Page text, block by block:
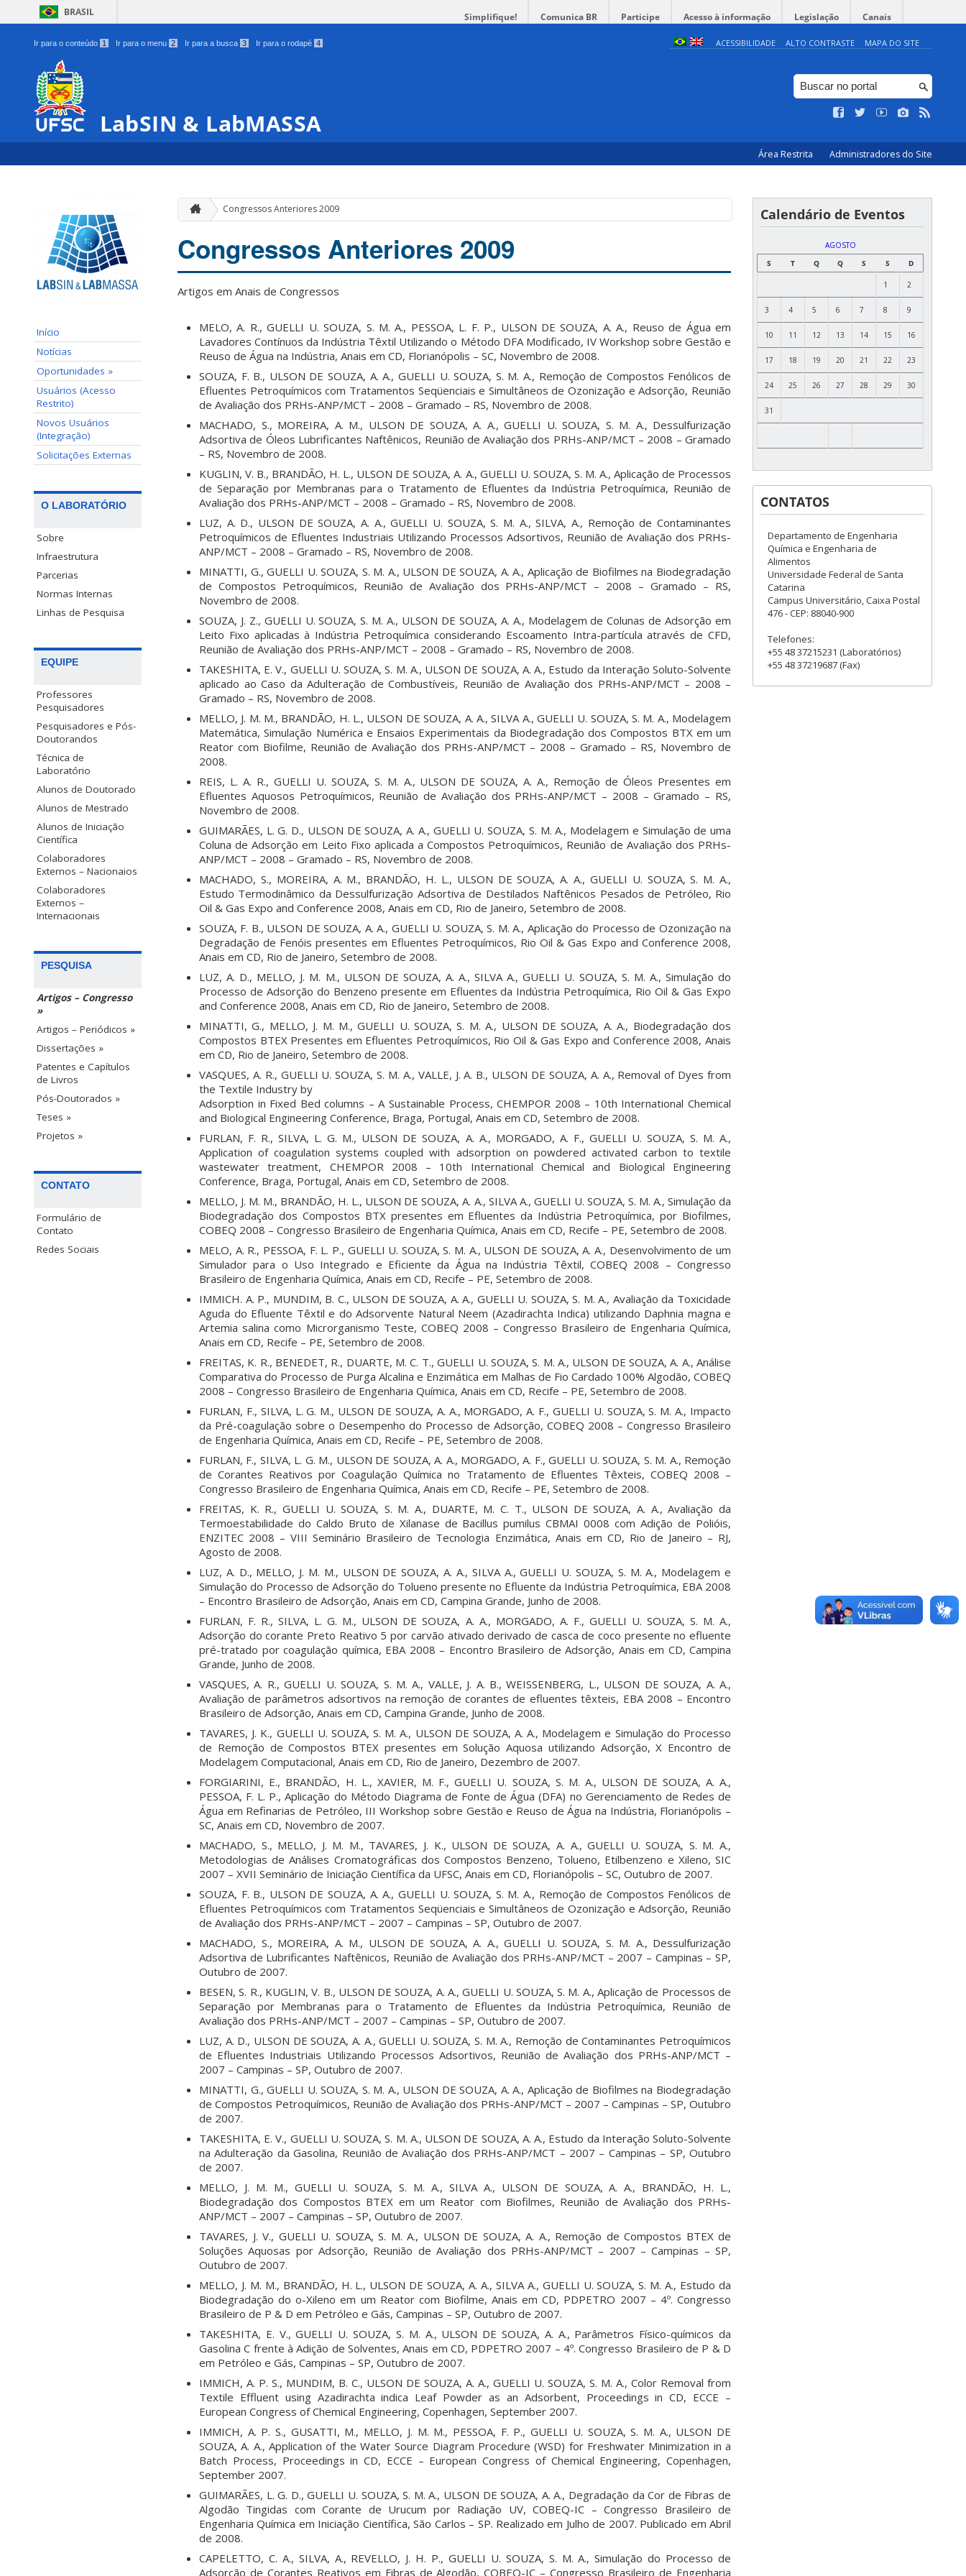
BRASIL Simplifique! Comunica BR Participe Acesso à informação Legislação Canais
Ir para o conteúdo 1 Ir para o menu 2 Ir para a busca 3 Ir para o rodapé 4 ACESSIBILIDADE ALTO CONTRASTE MAPA DO SITE
LabSIN & LabMASSA
Área Restrita Administradores do Site
Início
Notícias
Oportunidades »
Usuários (Acesso
Restrito)
Novos Usuários
(Integração)
Solicitações Externas
O LABORATÓRIO
Sobre
Infraestrutura
Parcerias
Normas Internas
Linhas de Pesquisa
EQUIPE
Professores
Pesquisadores
Pesquisadores e Pós-
Doutorandos
Técnica de
Laboratório
Alunos de Doutorado
Alunos de Mestrado
Alunos de Iniciação
Científica
Colaboradores
Externos – Nacionaios
Colaboradores
Externos –
Internacionais
PESQUISA
Artigos – Congresso
»
Artigos – Periódicos »
Dissertações »
Patentes e Capítulos
de Livros
Pós-Doutorados »
Teses »
Projetos »
CONTATO
Formulário de
Contato
Redes Sociais
Congressos Anteriores 2009
Congressos Anteriores 2009
Artigos em Anais de Congressos
MELO, A. R., GUELLI U. SOUZA, S. M. A., PESSOA, L. F. P., ULSON DE SOUZA, A. A., Reuso de Água em
Lavadores Contínuos da Indústria Têxtil Utilizando o Método DFA Modificado, IV Workshop sobre Gestão e
Reuso de Água na Indústria, Anais em CD, Florianópolis – SC, Novembro de 2008.
SOUZA, F. B., ULSON DE SOUZA, A. A., GUELLI U. SOUZA, S. M. A., Remoção de Compostos Fenólicos de
Efluentes Petroquímicos com Tratamentos Seqüenciais e Simultâneos de Ozonização e Adsorção, Reunião
de Avaliação dos PRHs-ANP/MCT – 2008 – Gramado – RS, Novembro de 2008.
MACHADO, S., MOREIRA, A. M., ULSON DE SOUZA, A. A., GUELLI U. SOUZA, S. M. A., Dessulfurização
Adsortiva de Óleos Lubrificantes Naftênicos, Reunião de Avaliação dos PRHs-ANP/MCT – 2008 – Gramado
– RS, Novembro de 2008.
KUGLIN, V. B., BRANDÃO, H. L., ULSON DE SOUZA, A. A., GUELLI U. SOUZA, S. M. A., Aplicação de Processos
de Separação por Membranas para o Tratamento de Efluentes da Indústria Petroquímica, Reunião de
Avaliação dos PRHs-ANP/MCT – 2008 – Gramado – RS, Novembro de 2008.
LUZ, A. D., ULSON DE SOUZA, A. A., GUELLI U. SOUZA, S. M. A., SILVA, A., Remoção de Contaminantes
Petroquímicos de Efluentes Industriais Utilizando Processos Adsortivos, Reunião de Avaliação dos PRHs-
ANP/MCT – 2008 – Gramado – RS, Novembro de 2008.
MINATTI, G., GUELLI U. SOUZA, S. M. A., ULSON DE SOUZA, A. A., Aplicação de Biofilmes na Biodegradação
de Compostos Petroquímicos, Reunião de Avaliação dos PRHs-ANP/MCT – 2008 – Gramado – RS,
Novembro de 2008.
SOUZA, J. Z., GUELLI U. SOUZA, S. M. A., ULSON DE SOUZA, A. A., Modelagem de Colunas de Adsorção em
Leito Fixo aplicadas à Indústria Petroquímica considerando Escoamento Intra-partícula através de CFD,
Reunião de Avaliação dos PRHs-ANP/MCT – 2008 – Gramado – RS, Novembro de 2008.
TAKESHITA, E. V., GUELLI U. SOUZA, S. M. A., ULSON DE SOUZA, A. A., Estudo da Interação Soluto-Solvente
aplicado ao Caso da Adulteração de Combustíveis, Reunião de Avaliação dos PRHs-ANP/MCT – 2008 –
Gramado – RS, Novembro de 2008.
MELLO, J. M. M., BRANDÃO, H. L., ULSON DE SOUZA, A. A., SILVA A., GUELLI U. SOUZA, S. M. A., Modelagem
Matemática, Simulação Numérica e Ensaios Experimentais da Biodegradação dos Compostos BTX em um
Reator com Biofilme, Reunião de Avaliação dos PRHs-ANP/MCT – 2008 – Gramado – RS, Novembro de
2008.
REIS, L. A. R., GUELLI U. SOUZA, S. M. A., ULSON DE SOUZA, A. A., Remoção de Óleos Presentes em
Efluentes Aquosos Petroquímicos, Reunião de Avaliação dos PRHs-ANP/MCT – 2008 – Gramado – RS,
Novembro de 2008.
GUIMARÃES, L. G. D., ULSON DE SOUZA, A. A., GUELLI U. SOUZA, S. M. A., Modelagem e Simulação de uma
Coluna de Adsorção em Leito Fixo aplicada a Compostos Petroquímicos, Reunião de Avaliação dos PRHs-
ANP/MCT – 2008 – Gramado – RS, Novembro de 2008.
MACHADO, S., MOREIRA, A. M., BRANDÃO, H. L., ULSON DE SOUZA, A. A., GUELLI U. SOUZA, S. M. A.,
Estudo Termodinâmico da Dessulfurização Adsortiva de Destilados Naftênicos Pesados de Petróleo, Rio
Oil & Gas Expo and Conference 2008, Anais em CD, Rio de Janeiro, Setembro de 2008.
SOUZA, F. B., ULSON DE SOUZA, A. A., GUELLI U. SOUZA, S. M. A., Aplicação do Processo de Ozonização na
Degradação de Fenóis presentes em Efluentes Petroquímicos, Rio Oil & Gas Expo and Conference 2008,
Anais em CD, Rio de Janeiro, Setembro de 2008.
LUZ, A. D., MELLO, J. M. M., ULSON DE SOUZA, A. A., SILVA A., GUELLI U. SOUZA, S. M. A., Simulação do
Processo de Adsorção do Benzeno presente em Efluentes da Indústria Petroquímica, Rio Oil & Gas Expo
and Conference 2008, Anais em CD, Rio de Janeiro, Setembro de 2008.
MINATTI, G., MELLO, J. M. M., GUELLI U. SOUZA, S. M. A., ULSON DE SOUZA, A. A., Biodegradação dos
Compostos BTEX Presentes em Efluentes Petroquímicos, Rio Oil & Gas Expo and Conference 2008, Anais
em CD, Rio de Janeiro, Setembro de 2008.
VASQUES, A. R., GUELLI U. SOUZA, S. M. A., VALLE, J. A. B., ULSON DE SOUZA, A. A., Removal of Dyes from
the Textile Industry by
Adsorption in Fixed Bed columns – A Sustainable Process, CHEMPOR 2008 – 10th International Chemical
and Biological Engineering Conference, Braga, Portugal, Anais em CD, Setembro de 2008.
FURLAN, F. R., SILVA, L. G. M., ULSON DE SOUZA, A. A., MORGADO, A. F., GUELLI U. SOUZA, S. M. A.,
Application of coagulation systems coupled with adsorption on powdered activated carbon to textile
wastewater treatment, CHEMPOR 2008 – 10th International Chemical and Biological Engineering
Conference, Braga, Portugal, Anais em CD, Setembro de 2008.
MELLO, J. M. M., BRANDÃO, H. L., ULSON DE SOUZA, A. A., SILVA A., GUELLI U. SOUZA, S. M. A., Simulação da
Biodegradação dos Compostos BTX presentes em Efluentes da Indústria Petroquímica, por Biofilmes,
COBEQ 2008 – Congresso Brasileiro de Engenharia Química, Anais em CD, Recife – PE, Setembro de 2008.
MELO, A. R., PESSOA, F. L. P., GUELLI U. SOUZA, S. M. A., ULSON DE SOUZA, A. A., Desenvolvimento de um
Simulador para o Uso Integrado e Eficiente da Água na Indústria Têxtil, COBEQ 2008 – Congresso
Brasileiro de Engenharia Química, Anais em CD, Recife – PE, Setembro de 2008.
IMMICH. A. P., MUNDIM, B. C., ULSON DE SOUZA, A. A., GUELLI U. SOUZA, S. M. A., Avaliação da Toxicidade
Aguda do Efluente Têxtil e do Adsorvente Natural Neem (Azadirachta Indica) utilizando Daphnia magna e
Artemia salina como Microrganismo Teste, COBEQ 2008 – Congresso Brasileiro de Engenharia Química,
Anais em CD, Recife – PE, Setembro de 2008.
FREITAS, K. R., BENEDET, R., DUARTE, M. C. T., GUELLI U. SOUZA, S. M. A., ULSON DE SOUZA, A. A., Análise
Comparativa do Processo de Purga Alcalina e Enzimática em Malhas de Fio Cardado 100% Algodão, COBEQ
2008 – Congresso Brasileiro de Engenharia Química, Anais em CD, Recife – PE, Setembro de 2008.
FURLAN, F., SILVA, L. G. M., ULSON DE SOUZA, A. A., MORGADO, A. F., GUELLI U. SOUZA, S. M. A., Impacto
da Pré-coagulação sobre o Desempenho do Processo de Adsorção, COBEQ 2008 – Congresso Brasileiro
de Engenharia Química, Anais em CD, Recife – PE, Setembro de 2008.
FURLAN, F., SILVA, L. G. M., ULSON DE SOUZA, A. A., MORGADO, A. F., GUELLI U. SOUZA, S. M. A., Remoção
de Corantes Reativos por Coagulação Química no Tratamento de Efluentes Têxteis, COBEQ 2008 –
Congresso Brasileiro de Engenharia Química, Anais em CD, Recife – PE, Setembro de 2008.
FREITAS, K. R., GUELLI U. SOUZA, S. M. A., DUARTE, M. C. T., ULSON DE SOUZA, A. A., Avaliação da
Termoestabilidade do Caldo Bruto de Xilanase de Bacillus pumilus CBMAI 0008 com Adição de Polióis,
ENZITEC 2008 – VIII Seminário Brasileiro de Tecnologia Enzimática, Anais em CD, Rio de Janeiro – RJ,
Agosto de 2008.
LUZ, A. D., MELLO, J. M. M., ULSON DE SOUZA, A. A., SILVA A., GUELLI U. SOUZA, S. M. A., Modelagem e
Simulação do Processo de Adsorção do Tolueno presente no Efluente da Indústria Petroquímica, EBA 2008
– Encontro Brasileiro de Adsorção, Anais em CD, Campina Grande, Junho de 2008.
FURLAN, F. R., SILVA, L. G. M., ULSON DE SOUZA, A. A., MORGADO, A. F., GUELLI U. SOUZA, S. M. A.,
Adsorção do corante Preto Reativo 5 por carvão ativado derivado de casca de coco presente no efluente
pré-tratado por coagulação química, EBA 2008 – Encontro Brasileiro de Adsorção, Anais em CD, Campina
Grande, Junho de 2008.
VASQUES, A. R., GUELLI U. SOUZA, S. M. A., VALLE, J. A. B., WEISSENBERG, L., ULSON DE SOUZA, A. A.,
Avaliação de parâmetros adsortivos na remoção de corantes de efluentes têxteis, EBA 2008 – Encontro
Brasileiro de Adsorção, Anais em CD, Campina Grande, Junho de 2008.
TAVARES, J. K., GUELLI U. SOUZA, S. M. A., ULSON DE SOUZA, A. A., Modelagem e Simulação do Processo
de Remoção de Compostos BTEX presentes em Solução Aquosa utilizando Adsorção, X Encontro de
Modelagem Computacional, Anais em CD, Rio de Janeiro, Dezembro de 2007.
FORGIARINI, E., BRANDÃO, H. L., XAVIER, M. F., GUELLI U. SOUZA, S. M. A., ULSON DE SOUZA, A. A.,
PESSOA, F. L. P., Aplicação do Método Diagrama de Fonte de Água (DFA) no Gerenciamento de Redes de
Água em Refinarias de Petróleo, III Workshop sobre Gestão e Reuso de Água na Indústria, Florianópolis –
SC, Anais em CD, Novembro de 2007.
MACHADO, S., MELLO, J. M. M., TAVARES, J. K., ULSON DE SOUZA, A. A., GUELLI U. SOUZA, S. M. A.,
Metodologias de Análises Cromatográficas dos Compostos Benzeno, Tolueno, Etilbenzeno e Xileno, SIC
2007 – XVII Seminário de Iniciação Científica da UFSC, Anais em CD, Florianópolis – SC, Outubro de 2007.
SOUZA, F. B., ULSON DE SOUZA, A. A., GUELLI U. SOUZA, S. M. A., Remoção de Compostos Fenólicos de
Efluentes Petroquímicos com Tratamentos Seqüenciais e Simultâneos de Ozonização e Adsorção, Reunião
de Avaliação dos PRHs-ANP/MCT – 2007 – Campinas – SP, Outubro de 2007.
MACHADO, S., MOREIRA, A. M., ULSON DE SOUZA, A. A., GUELLI U. SOUZA, S. M. A., Dessulfurização
Adsortiva de Lubrificantes Naftênicos, Reunião de Avaliação dos PRHs-ANP/MCT – 2007 – Campinas – SP,
Outubro de 2007.
BESEN, S. R., KUGLIN, V. B., ULSON DE SOUZA, A. A., GUELLI U. SOUZA, S. M. A., Aplicação de Processos de
Separação por Membranas para o Tratamento de Efluentes da Indústria Petroquímica, Reunião de
Avaliação dos PRHs-ANP/MCT – 2007 – Campinas – SP, Outubro de 2007.
LUZ, A. D., ULSON DE SOUZA, A. A., GUELLI U. SOUZA, S. M. A., Remoção de Contaminantes Petroquímicos
de Efluentes Industriais Utilizando Processos Adsortivos, Reunião de Avaliação dos PRHs-ANP/MCT –
2007 – Campinas – SP, Outubro de 2007.
MINATTI, G., GUELLI U. SOUZA, S. M. A., ULSON DE SOUZA, A. A., Aplicação de Biofilmes na Biodegradação
de Compostos Petroquímicos, Reunião de Avaliação dos PRHs-ANP/MCT – 2007 – Campinas – SP, Outubro
de 2007.
TAKESHITA, E. V., GUELLI U. SOUZA, S. M. A., ULSON DE SOUZA, A. A., Estudo da Interação Soluto-Solvente
na Adulteração da Gasolina, Reunião de Avaliação dos PRHs-ANP/MCT – 2007 – Campinas – SP, Outubro
de 2007.
MELLO, J. M. M., GUELLI U. SOUZA, S. M. A., SILVA A., ULSON DE SOUZA, A. A., BRANDÃO, H. L.,
Biodegradação dos Compostos BTEX em um Reator com Biofilmes, Reunião de Avaliação dos PRHs-
ANP/MCT – 2007 – Campinas – SP, Outubro de 2007.
TAVARES, J. V., GUELLI U. SOUZA, S. M. A., ULSON DE SOUZA, A. A., Remoção de Compostos BTEX de
Soluções Aquosas por Adsorção, Reunião de Avaliação dos PRHs-ANP/MCT – 2007 – Campinas – SP,
Outubro de 2007.
MELLO, J. M. M., BRANDÃO, H. L., ULSON DE SOUZA, A. A., SILVA A., GUELLI U. SOUZA, S. M. A., Estudo da
Biodegradação do o-Xileno em um Reator com Biofilme, Anais em CD, PDPETRO 2007 – 4º. Congresso
Brasileiro de P & D em Petróleo e Gás, Campinas – SP, Outubro de 2007.
TAKESHITA, E. V., GUELLI U. SOUZA, S. M. A., ULSON DE SOUZA, A. A., Parâmetros Físico-químicos da
Gasolina C frente à Adição de Solventes, Anais em CD, PDPETRO 2007 – 4º. Congresso Brasileiro de P & D
em Petróleo e Gás, Campinas – SP, Outubro de 2007.
IMMICH, A. P. S., MUNDIM, B. C., ULSON DE SOUZA, A. A., GUELLI U. SOUZA, S. M. A., Color Removal from
Textile Effluent using Azadirachta indica Leaf Powder as an Adsorbent, Proceedings in CD, ECCE –
European Congress of Chemical Engineering, Copenhagen, September 2007.
IMMICH, A. P. S., GUSATTI, M., MELLO, J. M. M., PESSOA, F. P., GUELLI U. SOUZA, S. M. A., ULSON DE
SOUZA, A. A., Application of the Water Source Diagram Procedure (WSD) for Freshwater Minimization in a
Batch Process, Proceedings in CD, ECCE – European Congress of Chemical Engineering, Copenhagen,
September 2007.
GUIMARÃES, L. G. D., GUELLI U. SOUZA, S. M. A., ULSON DE SOUZA, A. A., Degradação da Cor de Fibras de
Algodão Tingidas com Corante de Urucum por Radiação UV, COBEQ-IC – Congresso Brasileiro de
Engenharia Química em Iniciação Científica, São Carlos – SP. Realizado em Julho de 2007. Publicado em Abril
de 2008.
CAPELETTO, C. A., SILVA, A., REVELLO, J. H. P., GUELLI U. SOUZA, S. M. A., Simulação do Processo de
Adsorção de Corantes Reativos em Fibras de Algodão, COBEQ-IC – Congresso Brasileiro de Engenharia
Calendário de Eventos
AGOSTO
S
T Q Q S S D
1 2
3 4 5 6 7 8 9
10 11 12 13 14 15 16
17 18 19 20 21 22 23
24 25 26 27 28 29 30
31
CONTATOS
Departamento de Engenharia
Química e Engenharia de
Alimentos
Universidade Federal de Santa
Catarina
Campus Universitário, Caixa Postal
476 - CEP: 88040-900
Telefones:
+55 48 37215231 (Laboratórios)
+55 48 37219687 (Fax)